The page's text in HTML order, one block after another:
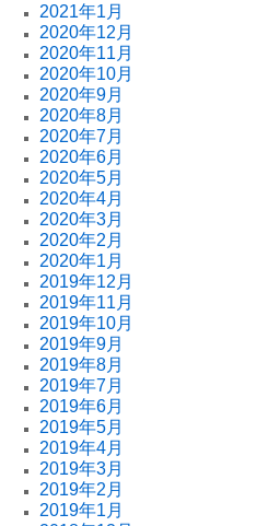
2021年1月
2020年12月
2020年11月
2020年10月
2020年9月
2020年8月
2020年7月
2020年6月
2020年5月
2020年4月
2020年3月
2020年2月
2020年1月
2019年12月
2019年11月
2019年10月
2019年9月
2019年8月
2019年7月
2019年6月
2019年5月
2019年4月
2019年3月
2019年2月
2019年1月